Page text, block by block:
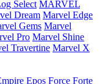
Select MARVEL
Dream Marvel Edge
Gems Marvel
Pro Marvel Shine
Travertine Marvel X
Epos Force Forte